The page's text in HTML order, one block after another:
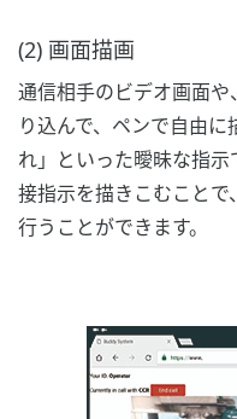
(2) 画面描画
通信相手のビデオ画面
り込んで、ペンで自由
れ」といった曖昧な指
接指示を描きこむこと
行うことができます。